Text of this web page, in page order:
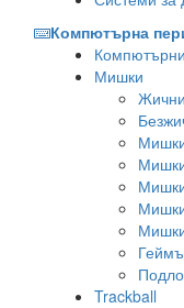
Компютърна
Мишки
Жични
Trackball